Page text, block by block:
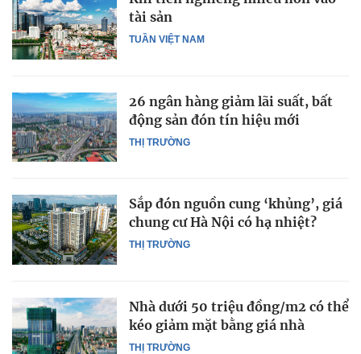
TUẦN VIỆT NAM
tài sản
THỊ TRƯỜNG
26 ngân hàng giảm lãi suất, bất
động sản đón tín hiệu mới
THỊ TRƯỜNG
Sắp đón nguồn cung ‘khủng’, giá
chung cư Hà Nội có hạ nhiệt?
THỊ TRƯỜNG
Nhà dưới 50 triệu đồng/m2 có thể
kéo giảm mặt bằng giá nhà